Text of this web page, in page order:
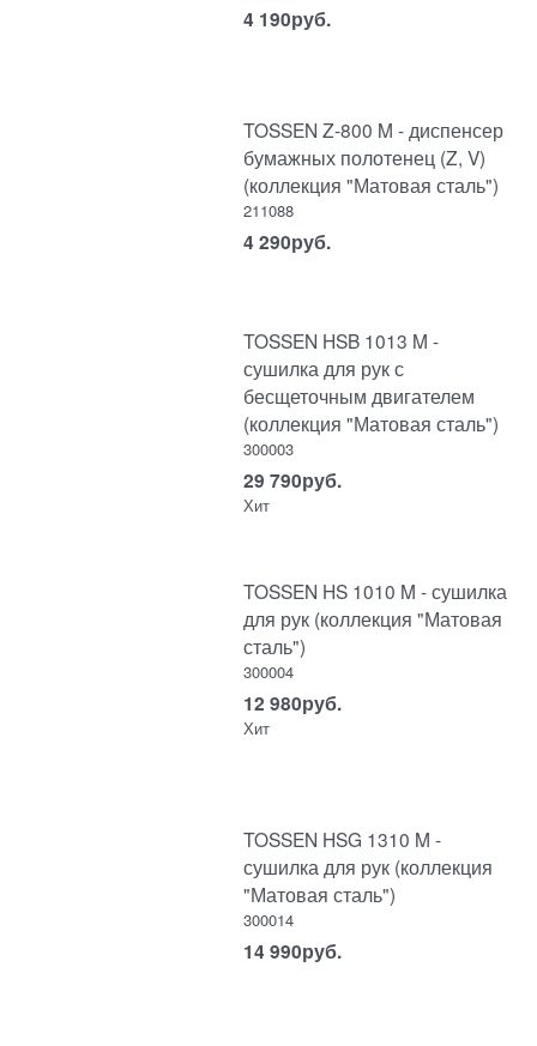
4 190руб.
TOSSEN Z-800 M - диспенсер
бумажных полотенец (Z, V)
(коллекция "Матовая сталь")
211088
4 290руб.
TOSSEN HSB 1013 M -
сушилка для рук с
бесщеточным двигателем
(коллекция "Матовая сталь")
300003
29 790руб.
Хит
TOSSEN HS 1010 M - сушилка
для рук (коллекция "Матовая
сталь")
300004
12 980руб.
Хит
TOSSEN HSG 1310 M -
сушилка для рук (коллекция
"Матовая сталь")
300014
14 990руб.